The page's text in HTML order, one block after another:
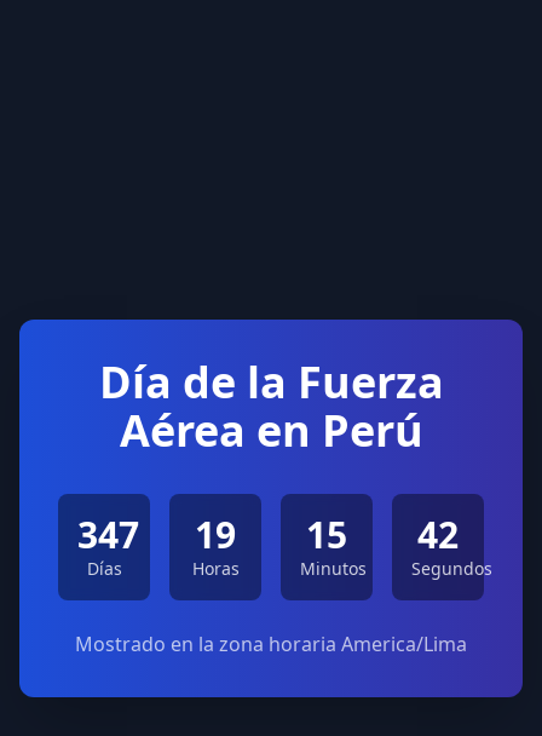
Día de la Fuerza
Aérea en Perú
347
Días
19
Horas
15
Minutos
42
Segundos
Mostrado en la zona horaria America/Lima